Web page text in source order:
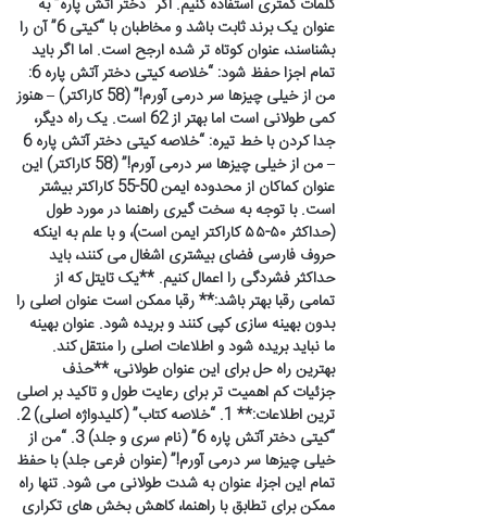
عنوان یک برند ثابت باشد و مخاطبان با “کیتی 6” آن را
بشناسند، عنوان کوتاه تر شده ارجح است. اما اگر باید
تمام اجزا حفظ شود: “خلاصه کیتی دختر آتش پاره 6:
من از خیلی چیزها سر درمی آورم!” (58 کاراکتر) – هنوز
کمی طولانی است اما بهتر از 62 است. یک راه دیگر،
جدا کردن با خط تیره: “خلاصه کیتی دختر آتش پاره 6
– من از خیلی چیزها سر درمی آورم!” (58 کاراکتر) این
عنوان کماکان از محدوده ایمن 50-55 کاراکتر بیشتر
است. با توجه به سخت گیری راهنما در مورد طول
(حداکثر ۵۰-۵۵ کاراکتر ایمن است)، و با علم به اینکه
حروف فارسی فضای بیشتری اشغال می کنند، باید
حداکثر فشردگی را اعمال کنیم. **یک تایتل که از
تمامی رقبا بهتر باشد:** رقبا ممکن است عنوان اصلی را
بدون بهینه سازی کپی کنند و بریده شود. عنوان بهینه
ما نباید بریده شود و اطلاعات اصلی را منتقل کند.
بهترین راه حل برای این عنوان طولانی، **حذف
جزئیات کم اهمیت تر برای رعایت طول و تاکید بر اصلی
ترین اطلاعات:** 1. “خلاصه کتاب” (کلیدواژه اصلی) 2.
“کیتی دختر آتش پاره 6” (نام سری و جلد) 3. “من از
خیلی چیزها سر درمی آورم!” (عنوان فرعی جلد) با حفظ
تمام این اجزا، عنوان به شدت طولانی می شود. تنها راه
ممکن برای تطابق با راهنما، کاهش بخش های تکراری